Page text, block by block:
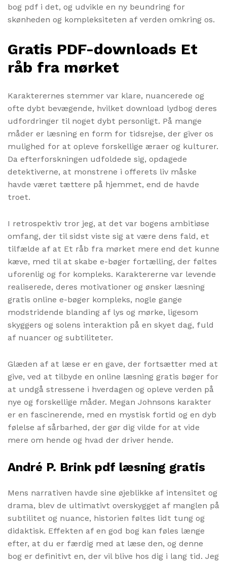
bog pdf i det, og udvikle en ny beundring for
skønheden og kompleksiteten af verden omkring os.
Gratis PDF-downloads Et
råb fra mørket
Karakterernes stemmer var klare, nuancerede og
ofte dybt bevægende, hvilket download lydbog deres
udfordringer til noget dybt personligt. På mange
måder er læsning en form for tidsrejse, der giver os
mulighed for at opleve forskellige æraer og kulturer.
Da efterforskningen udfoldede sig, opdagede
detektiverne, at monstrene i offerets liv måske
havde været tættere på hjemmet, end de havde
troet.
I retrospektiv tror jeg, at det var bogens ambitiøse
omfang, der til sidst viste sig at være dens fald, et
tilfælde af at Et råb fra mørket mere end det kunne
kæve, med til at skabe e-bøger fortælling, der føltes
uforenlig og for kompleks. Karaktererne var levende
realiserede, deres motivationer og ønsker læsning
gratis online e-bøger kompleks, nogle gange
modstridende blanding af lys og mørke, ligesom
skyggers og solens interaktion på en skyet dag, fuld
af nuancer og subtiliteter.
Glæden af at læse er en gave, der fortsætter med at
give, ved at tilbyde en online læsning gratis bøger for
at undgå stressene i hverdagen og opleve verden på
nye og forskellige måder. Megan Johnsons karakter
er en fascinerende, med en mystisk fortid og en dyb
følelse af sårbarhed, der gør dig vilde for at vide
mere om hende og hvad der driver hende.
André P. Brink pdf læsning gratis
Mens narrativen havde sine øjeblikke af intensitet og
drama, blev de ultimativt overskygget af manglen på
subtilitet og nuance, historien føltes lidt tung og
didaktisk. Effekten af en god bog kan føles længe
efter, at du er færdig med at læse den, og denne
bog er definitivt en, der vil blive hos dig i lang tid. Jeg